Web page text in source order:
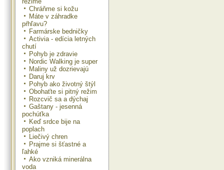
Chráňme si kožu
Máte v záhradke
pŕhľavu?
Farmárske bedničky
Activia - edícia letných
chutí
Pohyb je zdravie
Nordic Walking je super
Maliny už dozrievajú
Daruj krv
Pohyb ako životný štýl
Obohaťte si pitný režim
Rozcvič sa a dýchaj
Gaštany - jesenná
pochúťka
Keď srdce bije na
poplach
Liečivý chren
Prajme si šťastné a
ľahké
Ako vzniká minerálna
voda